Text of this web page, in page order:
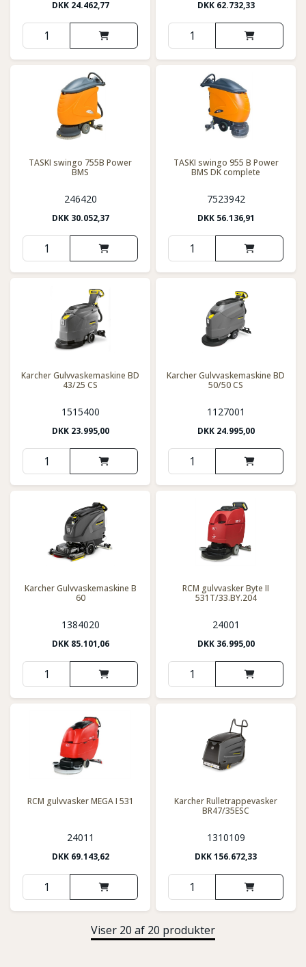
DKK 24.462,77 DKK 62.732,33
TASKI swingo 755B Power
BMS
246420
DKK 30.052,37
TASKI swingo 955 B Power
BMS DK complete
7523942
DKK 56.136,91
Karcher Gulvvaskemaskine BD
43/25 CS
1515400
DKK 23.995,00
Karcher Gulvvaskemaskine BD
50/50 CS
1127001
DKK 24.995,00
Karcher Gulvvaskemaskine B
60
1384020
DKK 85.101,06
RCM gulvvasker Byte II
531T/33.BY.204
24001
DKK 36.995,00
RCM gulvvasker MEGA I 531
24011
DKK 69.143,62
Karcher Rulletrappevasker
BR47/35ESC
1310109
DKK156.672,33
Viser 20 af 20 produkter